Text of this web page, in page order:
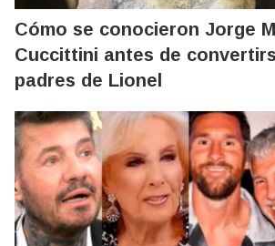
Cómo se conocieron Jorge
Cuccittini antes de
padres de Lionel